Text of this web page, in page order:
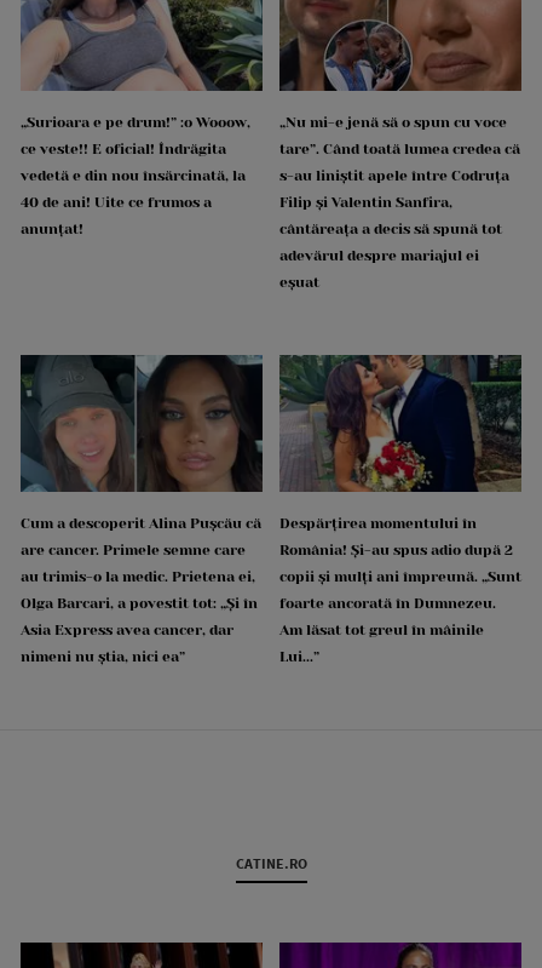
„Surioara e pe drum!” :o Wooow,
ce veste!! E oficial! Îndrăgita
vedetă e din nou însărcinată, la
40 de ani! Uite ce frumos a
anunțat!
„Nu mi-e jenă să o spun cu voce
tare”. Când toată lumea credea că
s-au liniștit apele între Codruța
Filip și Valentin Sanfira,
cântăreața a decis să spună tot
adevărul despre mariajul ei
eșuat
Cum a descoperit Alina Pușcău că
are cancer. Primele semne care
au trimis-o la medic. Prietena ei,
Olga Barcari, a povestit tot: „Și în
Asia Express avea cancer, dar
nimeni nu știa, nici ea”
Despărțirea momentului în
România! Și-au spus adio după 2
copii și mulți ani împreună. „Sunt
foarte ancorată în Dumnezeu.
Am lăsat tot greul în mâinile
Lui...”
CATINE.RO